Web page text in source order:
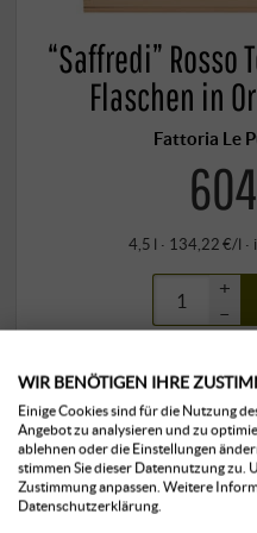
“Saffredi” Rosso
Flaschen in
Fattoria Le
4,5 l · 134,22 €/l ·
+
–
klimatisiert gelagert
WIR BENÖTIGEN IHRE
Einige Cookies sind für die Nutzung
Angebot zu analysieren und zu
ablehnen oder die Einstellungen
stimmen Sie dieser Datennutzung zu.
Zustimmung anpassen. Weitere
Datenschutzerklärung.